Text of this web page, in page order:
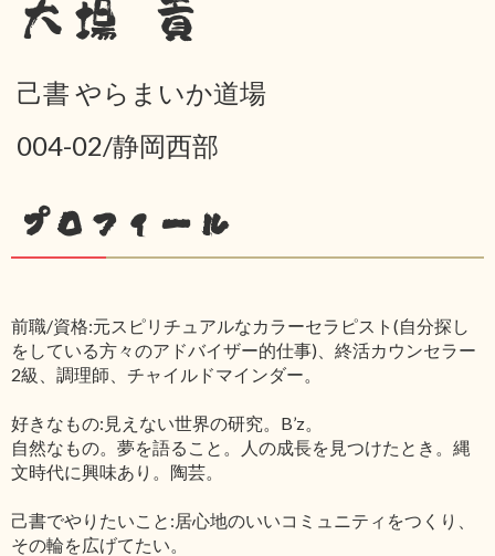
大場 貢
己書 やらまいか道場
004-02/静岡西部
プロフィール
前職/資格:元スピリチュアルなカラーセラピスト(自分探し
をしている方々のアドバイザー的仕事)、終活カウンセラー
2級、調理師、チャイルドマインダー。
好きなもの:見えない世界の研究。B’z。
自然なもの。夢を語ること。人の成長を見つけたとき。縄
文時代に興味あり。陶芸。
己書でやりたいこと:居心地のいいコミュニティをつくり、
その輪を広げてたい。